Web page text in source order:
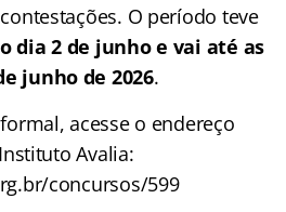
O período teve
dia 2 de junho e vai até as
junho de 2026.
acesse o endereço
Avalia:
concursos/599